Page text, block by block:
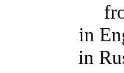
in
in